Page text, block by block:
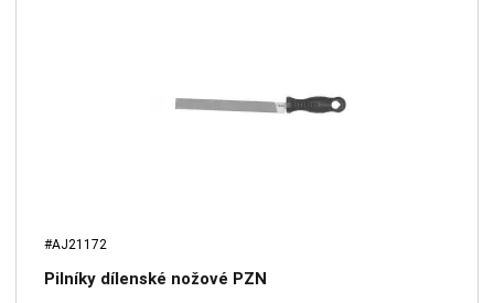
#AJ21172
Pilníky dílenské nožové PZN